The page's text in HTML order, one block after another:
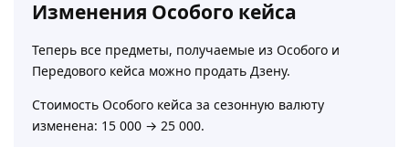
Изменения Особого кейса
Теперь все предметы, получаемые из Особого и
Передового кейса можно продать Дзену.
Стоимость Особого кейса за сезонную валюту
изменена: 15 000 → 25 000.